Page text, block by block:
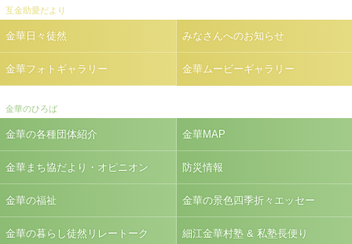
互金助愛だより
金華日々徒然 みなさんへのお知らせ
金華フォトギャラリー 金華ムービーギャラリー
金華のひろば
金華の各種団体紹介 金華MAP
金華まち協だより・オピニオン 防災情報
金華の福祉 金華の景色四季折々エッセー
金華の暮らし徒然リレートーク 細江金華村塾 & 私塾長便り